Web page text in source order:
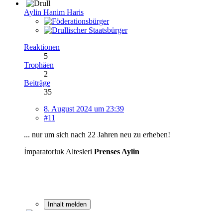
Aylin Hanim Haris
Reaktionen
5
Trophäen
2
Beiträge
35
8. August 2024 um 23:39
#11
... nur um sich nach 22 Jahren neu zu erheben!
İmparatorluk Altesleri Prenses Aylin
Inhalt melden